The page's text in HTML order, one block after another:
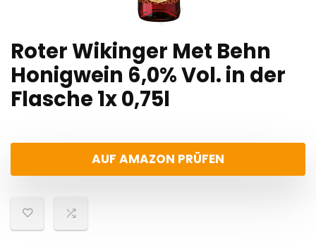
Roter Wikinger Met Behn
Honigwein 6,0% Vol. in der
Flasche 1x 0,75l
AUF AMAZON PRÜFEN